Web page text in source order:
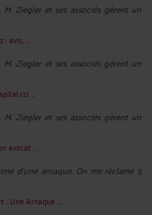
M. Ziegler et ses associés gèrent un
: avis, ...
M. Ziegler et ses associés gèrent un
...
M. Ziegler et ses associés gèrent un
avocat ...
d'une arnaque. On me réclame 5
Une Arnaque ...